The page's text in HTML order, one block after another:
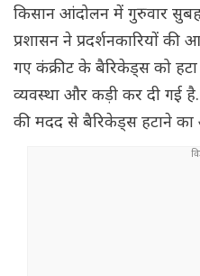
किसान आंदोलन में गुरुवार
प्रशासन ने प्रदर्शनकारियों
गए कंक्रीट के बैरिकेड्स को
व्यवस्था और कड़ी कर दी गई
की मदद से बैरिकेड्स हटाने का